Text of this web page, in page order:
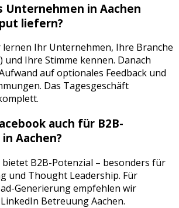
Unternehmen in Aachen
liefern?
lernen Ihr Unternehmen, Ihre Branche
) und Ihre Stimme kennen. Danach
auf optionales Feedback und
Das Tagesgeschäft
auch für B2B-
Aachen?
bietet B2B-Potenzial – besonders für
und Thought Leadership. Für
Generierung empfehlen wir
Betreuung Aachen.